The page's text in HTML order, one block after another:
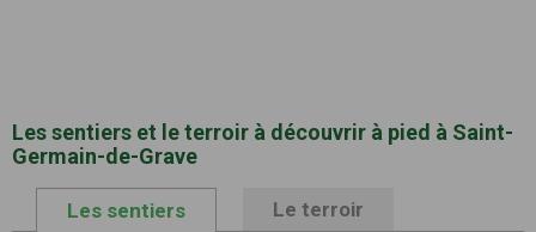
Les sentiers et le terroir à découvrir à pied à Saint-
Germain-de-Grave
Les sentiers Le terroir